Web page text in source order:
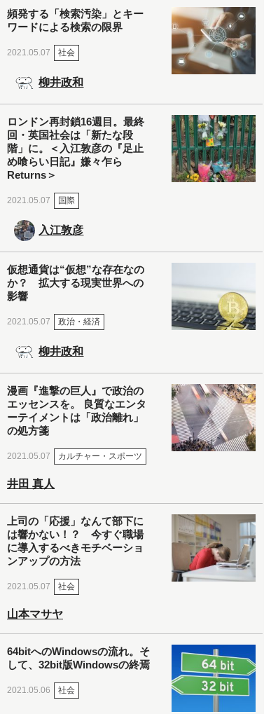
頻発する「検索汚染」とキー
ワードによる検索の限界
2021.05.07 社会
柳井政和
ロンドン再封鎖16週目。最終
回・英国社会は「新たな段
階」に。＜入江敦彦の『足止
め喰らい日記』嫌々乍ら
Returns＞
2021.05.07 国際
入江敦彦
仮想通貨は“仮想”な存在なの
か？ 拡大する現実世界への
影響
2021.05.07 政治・経済
柳井政和
漫画『進撃の巨人』で政治の
エッセンスを。 良質なエンタ
ーテイメントは「政治離れ」
の処方箋
2021.05.07 カルチャー・スポーツ
井田 真人
上司の「応援」なんて部下に
は響かない！？ 今すぐ職場
に導入するべきモチベーショ
ンアップの方法
2021.05.07 社会
山本マサヤ
64bitへのWindowsの流れ。そ
して、32bit版Windowsの終焉
2021.05.06 社会